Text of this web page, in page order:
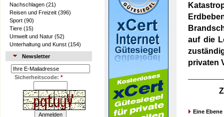
Nachschlagen (21)
Reisen und Freizeit (396)
Sport (90)
Tiere (15)
Umwelt und Natur (52)
Unterhaltung und Kunst (154)
Newsletter
Sicherheitscode: *
auf die
privaten
Eine